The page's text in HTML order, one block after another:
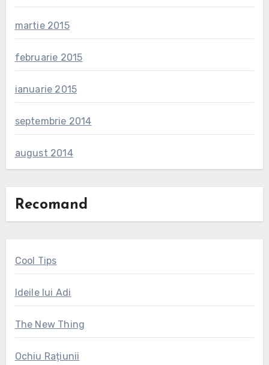
martie 2015
februarie 2015
ianuarie 2015
septembrie 2014
august 2014
Recomand
Cool Tips
Ideile lui Adi
The New Thing
Ochiu Rațiunii